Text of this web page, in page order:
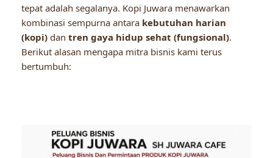
tepat adalah segalanya. Kopi Juwara menawarkan
kombinasi sempurna antara kebutuhan harian
(kopi) dan tren gaya hidup sehat (fungsional).
Berikut alasan mengapa mitra bisnis kami terus
bertumbuh: